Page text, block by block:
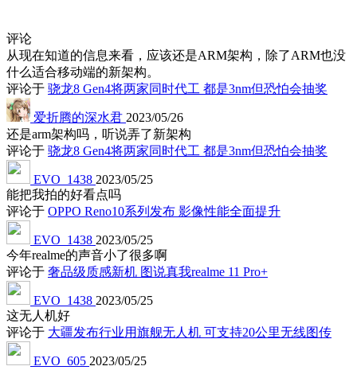
评论
从现在知道的信息来看，应该还是ARM架构，除了ARM也没
什么适合移动端的新架构。
评论于 骁龙8 Gen4将两家同时代工 都是3nm但恐怕会抽奖
爱折腾的深水君 2023/05/26
还是arm架构吗，听说弄了新架构
评论于 骁龙8 Gen4将两家同时代工 都是3nm但恐怕会抽奖
EVO_1438 2023/05/25
能把我拍的好看点吗
评论于 OPPO Reno10系列发布 影像性能全面提升
EVO_1438 2023/05/25
今年realme的声音小了很多啊
评论于 奢品级质感新机 图说真我realme 11 Pro+
EVO_1438 2023/05/25
这无人机好
评论于 大疆发布行业用旗舰无人机 可支持20公里无线图传
EVO_605 2023/05/25